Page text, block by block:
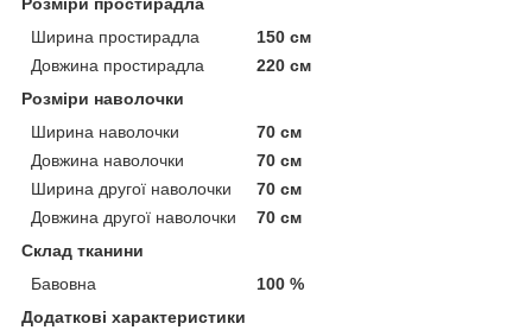
Ширина простирадла
150 см
Довжина простирадла
220 см
Розміри наволочки
Ширина наволочки
70 см
Довжина наволочки
70 см
Ширина другої наволочки
70 см
Довжина другої наволочки
70 см
Склад тканини
Бавовна
100 %
Додаткові характеристики